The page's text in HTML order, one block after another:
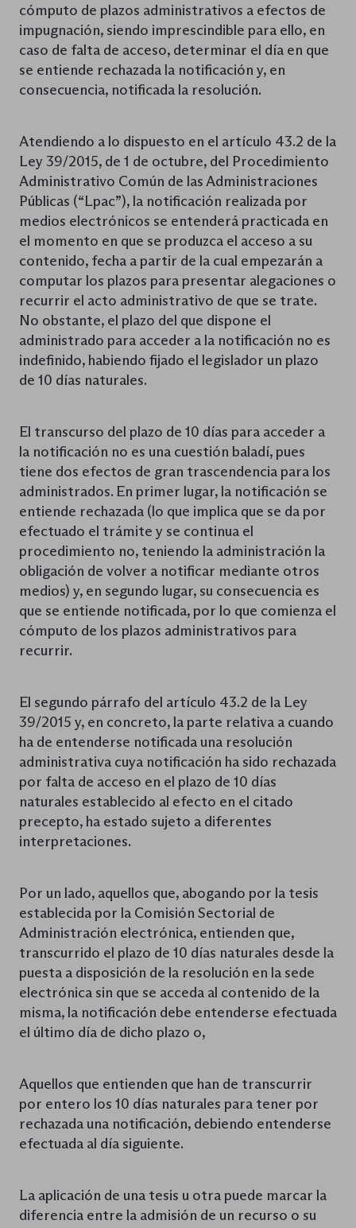
cómputo de plazos administrativos a efectos de
impugnación, siendo imprescindible para ello, en
caso de falta de acceso, determinar el día en que
se entiende rechazada la notificación y, en
consecuencia, notificada la resolución.
Atendiendo a lo dispuesto en el artículo 43.2 de la
Ley 39/2015, de 1 de octubre, del Procedimiento
Administrativo Común de las Administraciones
Públicas (“Lpac”), la notificación realizada por
medios electrónicos se entenderá practicada en
el momento en que se produzca el acceso a su
contenido, fecha a partir de la cual empezarán a
computar los plazos para presentar alegaciones o
recurrir el acto administrativo de que se trate.
No obstante, el plazo del que dispone el
administrado para acceder a la notificación no es
indefinido, habiendo fijado el legislador un plazo
de 10 días naturales.
El transcurso del plazo de 10 días para acceder a
la notificación no es una cuestión baladí, pues
tiene dos efectos de gran trascendencia para los
administrados. En primer lugar, la notificación se
entiende rechazada (lo que implica que se da por
efectuado el trámite y se continua el
procedimiento no, teniendo la administración la
obligación de volver a notificar mediante otros
medios) y, en segundo lugar, su consecuencia es
que se entiende notificada, por lo que comienza el
cómputo de los plazos administrativos para
recurrir.
El segundo párrafo del artículo 43.2 de la Ley
39/2015 y, en concreto, la parte relativa a cuando
ha de entenderse notificada una resolución
administrativa cuya notificación ha sido rechazada
por falta de acceso en el plazo de 10 días
naturales establecido al efecto en el citado
precepto, ha estado sujeto a diferentes
interpretaciones.
Por un lado, aquellos que, abogando por la tesis
establecida por la Comisión Sectorial de
Administración electrónica, entienden que,
transcurrido el plazo de 10 días naturales desde la
puesta a disposición de la resolución en la sede
electrónica sin que se acceda al contenido de la
misma, la notificación debe entenderse efectuada
el último día de dicho plazo o,
Aquellos que entienden que han de transcurrir
por entero los 10 días naturales para tener por
rechazada una notificación, debiendo entenderse
efectuada al día siguiente.
La aplicación de una tesis u otra puede marcar la
diferencia entre la admisión de un recurso o su